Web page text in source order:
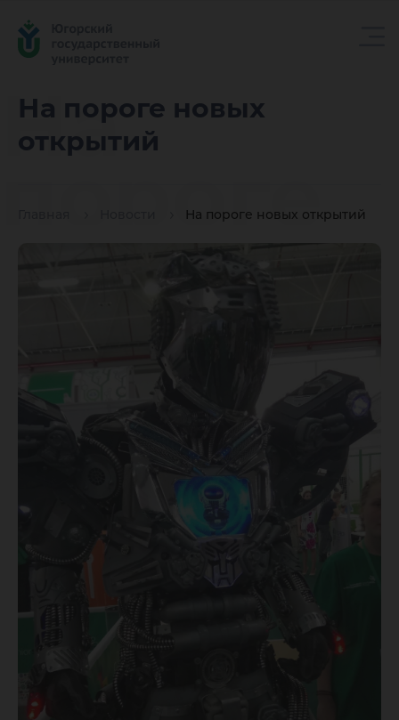
На пороге новых
открытий
На пороге новых открытий
На
пороге
новых